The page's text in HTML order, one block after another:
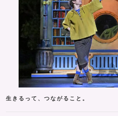
生きるって、つながること。